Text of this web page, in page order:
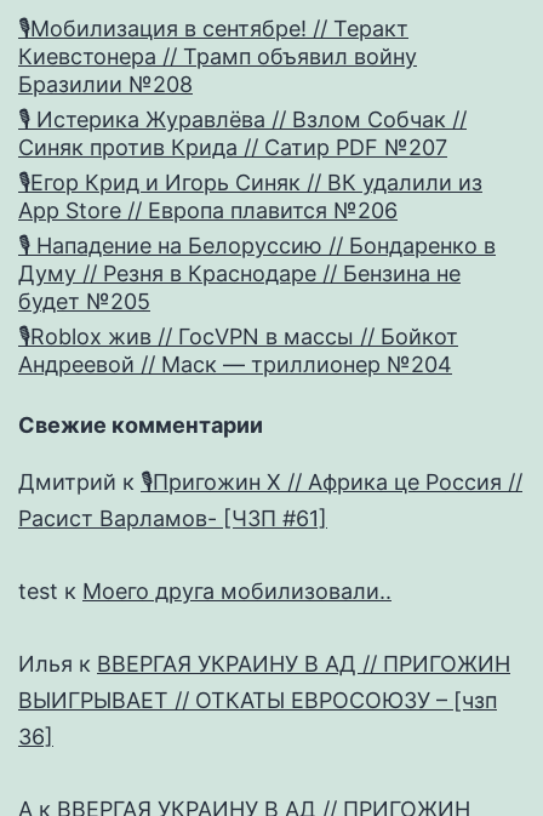
🎙Мобилизация в сентябре! // Теракт
Киевстонера // Трамп объявил войну
Бразилии №208
🎙 Истерика Журавлёва // Взлом Собчак //
Синяк против Крида // Сатир PDF №207
🎙Егор Крид и Игорь Синяк // ВК удалили из
App Store // Европа плавится №206
🎙 Нападение на Белоруссию // Бондаренко в
Думу // Резня в Краснодаре // Бензина не
будет №205
🎙Roblox жив // ГосVPN в массы // Бойкот
Андреевой // Маск — триллионер №204
Свежие комментарии
Дмитрий к 🎙Пригожин X // Африка це Россия //
Расист Варламов- [ЧЗП #61]
test к Моего друга мобилизовали..
Илья к ВВЕРГАЯ УКРАИНУ В АД // ПРИГОЖИН
ВЫИГРЫВАЕТ // ОТКАТЫ ЕВРОСОЮЗУ – [чзп
36]
А к ВВЕРГАЯ УКРАИНУ В АД // ПРИГОЖИН